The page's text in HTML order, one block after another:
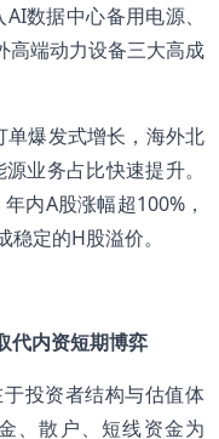
数据中心备用电源、
高端动力设备三大高成
爆发式增长，海外北
业务占比快速提升。
内A股涨幅超100%，
定的H股溢价。
代内资短期博弈
投资者结构与估值体
、散户、短线资金为